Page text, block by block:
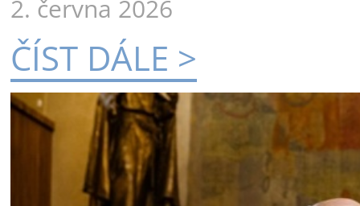
2. června 2026
ČÍST DÁLE >